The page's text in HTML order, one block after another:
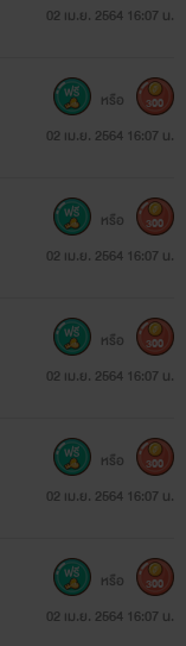
02 เม.ย. 2564 16:07 น.
02 เม.ย. 2564 16:07 น.
หรือ 300
02 เม.ย. 2564 16:07 น.
หรือ 300
02 เม.ย. 2564 16:07 น.
หรือ 300
02 เม.ย. 2564 16:07 น.
หรือ 300
02 เม.ย. 2564 16:07 น.
หรือ 300